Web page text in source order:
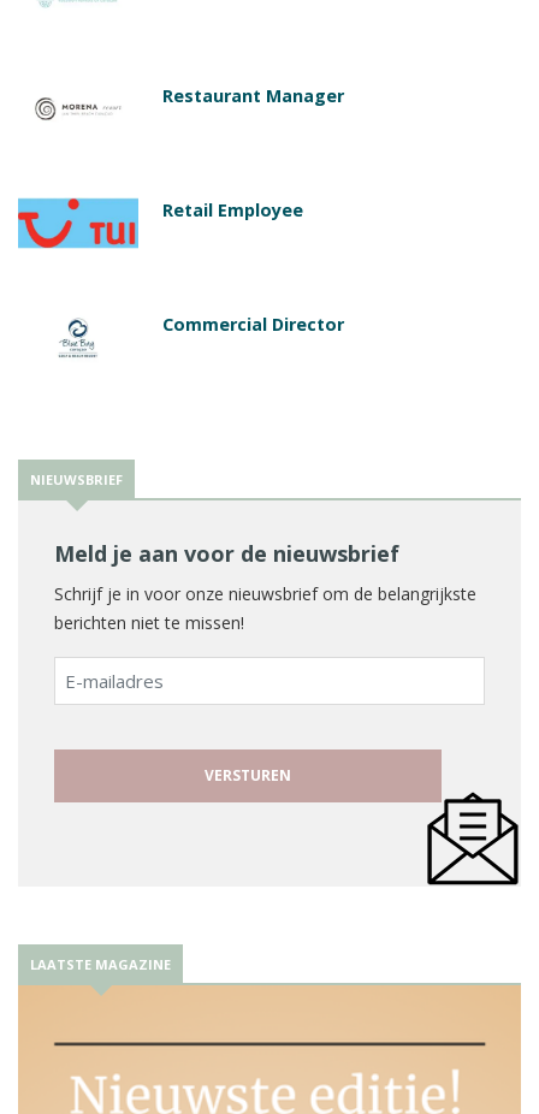
Restaurant Manager
Retail Employee
Commercial Director
NIEUWSBRIEF
Meld je aan voor de nieuwsbrief
Schrijf je in voor onze nieuwsbrief om de belangrijkste
berichten niet te missen!
E-
mailadres
LAATSTE MAGAZINE